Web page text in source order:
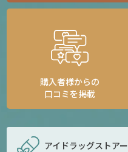
購入者様からの
口コミを掲載
アイドラッグストアー